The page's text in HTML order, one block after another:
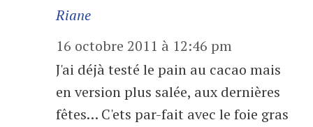
Riane
16 octobre 2011 à 12:46 pm
J'ai déjà testé le pain au cacao mais
en version plus salée, aux dernières
fêtes… C'ets par-fait avec le foie gras